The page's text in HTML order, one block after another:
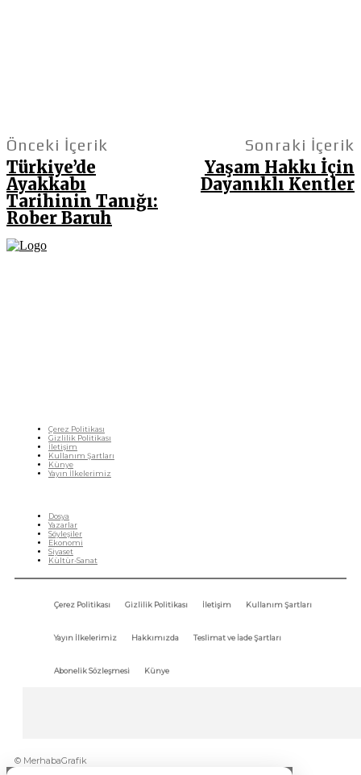
Önceki İçerik
Türkiye’de
Ayakkabı
Tarihinin Tanığı:
Rober Baruh
Sonraki İçerik
Yaşam Hakkı İçin
Dayanıklı Kentler
Çerez Politikası
Gizlilik Politikası
İletişim
Kullanım Şartları
Künye
Yayın İlkelerimiz
Dosya
Yazarlar
Söyleşiler
Ekonomi
Siyaset
Kültür-Sanat
Çerez Politikası Gizlilik Politikası İletişim Kullanım Şartları
Yayın İlkelerimiz Hakkımızda Teslimat ve İade Şartları
Abonelik Sözleşmesi Künye
© MerhabaGrafik